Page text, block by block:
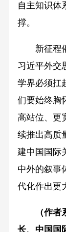
自主知识体
撑。
新征程催
习近平外交
学界必须扛
们要始终胸
高站位、更
续推出高质
建中国国际
中外的叙事
代化作出更
（作
长、中国国